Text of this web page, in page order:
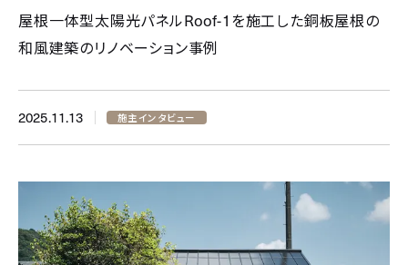
屋根一体型太陽光パネルRoof-1 を施工した銅板屋根の
和風建築のリノベーション事例
2025.11.13 施主インタビュー